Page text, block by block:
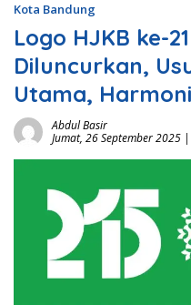
Kota Bandung
Logo HJKB ke-
Diluncurkan,
Utama,
Abdul Basir
Jumat, 26 September 2025